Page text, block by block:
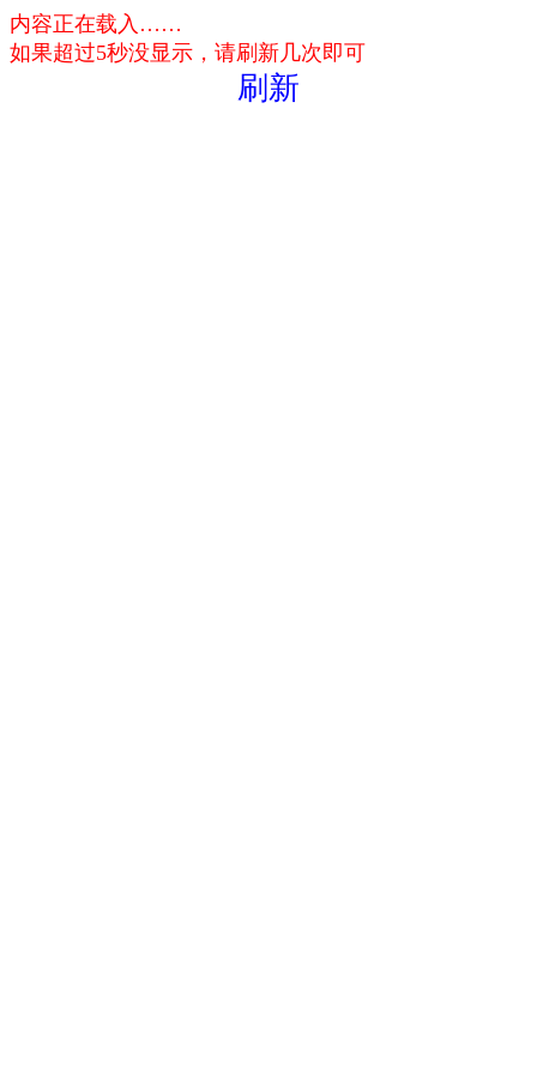
内容正在载入……
如果超过5秒没显示，请刷新几次即可
刷新